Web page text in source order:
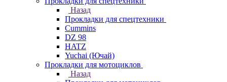
Назад
Прокладки для спецтехники
Cummins
DZ 98
HATZ
Yuchai (Ючай)
Прокладки для мотоциклов
Назад